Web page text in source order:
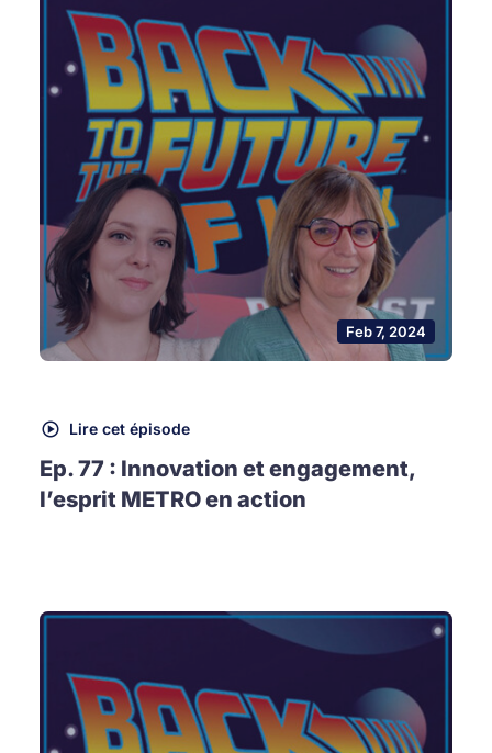
Feb 7, 2024
Lire cet épisode
Ep. 77 : Innovation et engagement,
l’esprit METRO en action